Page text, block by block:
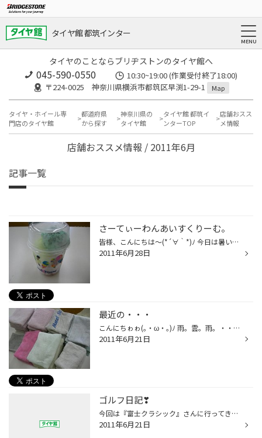
タイヤ館 都筑インター
タイヤのことならブリヂストンのタイヤ館へ
045-590-0550
10:30~19:00 (作業受付終了18:00)
〒224-0025 神奈川県横浜市都筑区早渕1-29-1
Map
タイヤ・ホイール専
門店のタイヤ館
都道府県
から探す
神奈川県の
タイヤ館
タイヤ館 都筑イ
ンターTOP
店舗おスス
メ情報
店舗おススメ情報 / 2011年6月
記事一覧
さーてぃーわんあいすくりーむ。
皆様、こんにちは～(*´∀｀*)ﾉ 今日は暑いですね～～ 水分補給をこまめにしましょう～ 暑くて暑くて・・・ 『アイス食べたーーーーいっっ』 と、そこに副店長発見ヾ(o´▽`)ﾉ 『副店長ーーーアイス食べたーーーい！！！』 甘いもの好きな副店長はきっと買ってくれるであろう ダメ元でお願いしてみる・...
2011年6月28日
最近の・・・
こんにちゎゎ(｡・ω・｡)ﾉ 雨。雲。雨。・・・こんな繰り返しで すっかり梅雨～て感じの毎日ですね～・・・ 昨日は夕方雨なんて予報だったけど～ 太陽みえたので洗濯を～ １週間ぶり？位の洗濯物・・・ 大量ですっっ。゜゜ヽ(´□｀ヽ。)°゜。 ・・・だから梅雨は嫌いです。。。 早くカラッと洗濯物が乾...
2011年6月21日
ゴルフ日記❣
今回は『富士クラシック』さんに行ってきました｡ 当日は､霧が凄くて50ヤード先も見えない状態で､ スコアどころではありませんでした｡ 面白い形をした､バンカーや池があるので晴れていれば景色も 楽しめます｡ ｵｸﾑﾗ
2011年6月21日